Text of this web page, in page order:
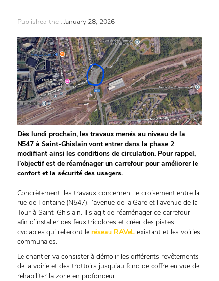
Published the : January 28, 2026
Dès lundi prochain, les travaux menés au niveau de la
N547 à Saint-Ghislain vont entrer dans la phase 2
modifiant ainsi les conditions de circulation. Pour rappel,
l’objectif est de réaménager un carrefour pour améliorer le
confort et la sécurité des usagers.
Concrètement, les travaux concernent le croisement entre la
rue de Fontaine (N547), l’avenue de la Gare et l’avenue de la
Tour à Saint-Ghislain. Il s’agit de réaménager ce carrefour
afin d’installer des feux tricolores et créer des pistes
cyclables qui relieront le réseau RAVeL existant et les voiries
communales.
Le chantier va consister à démolir les différents revêtements
de la voirie et des trottoirs jusqu’au fond de coffre en vue de
réhabiliter la zone en profondeur.